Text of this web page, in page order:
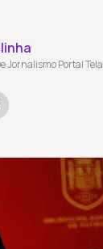
Jornalismo Portal Tela